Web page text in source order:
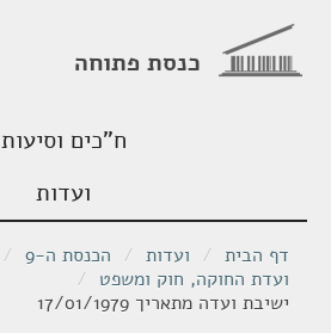
כנסת פתוחה
ח"כים וסיעות
ועדות
דף הבית / ועדות / הכנסת ה-9
/
ועדת החוקה, חוק ומשפט /
ישיבת ועדה מתאריך 17/01/1979